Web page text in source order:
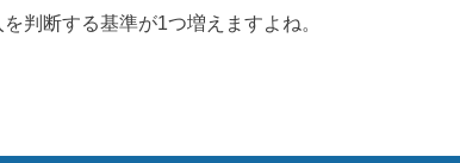
判断する基準が1つ増えますよね。